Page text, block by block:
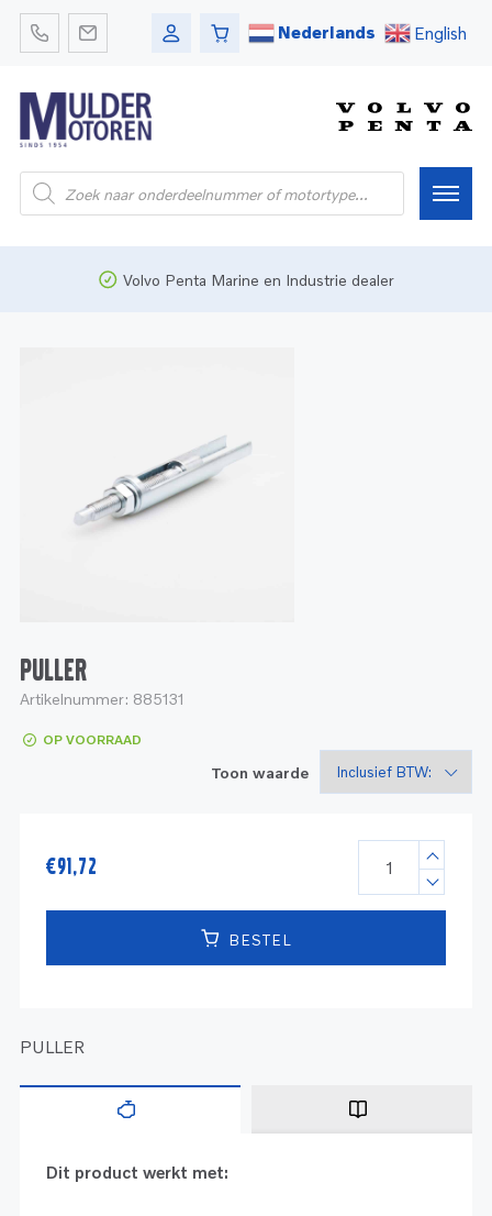
Nederlands English
Service
Onderdelen
Industrie
Motoren
Reman - Bedrijfsvaart
Volvo Penta Marine en Industrie dealer
PULLER
Artikelnummer: 885131
OP VOORRAAD
Toon waarde
€91,72
BESTEL
PULLER
Dit product werkt met: